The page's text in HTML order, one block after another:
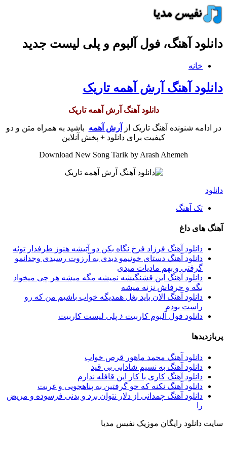
دانلود آهنگ، فول آلبوم و پلی لیست جدید
خانه
دانلود آهنگ آرش آهمه تاریک
دانلود آهنگ آرش آهمه تاریک
در ادامه شنونده آهنگ تاریک از آرش آهمه باشید به همراه متن و دو
کیفیت برای دانلود + پخش آنلاین
Download New Song Tarik by Arash Ahemeh
دانلود
تک آهنگ
آهنگ های داغ
دانلود آهنگ فرزاد فرخ نگاه بکن دو آتیشه هنوز طرفدار توئه
دانلود آهنگ دستای خونیمو دیدی به آرزوت رسیدی وجدانمو
گرفتی و بهم مادیات میدی
دانلود آهنگ این قشنگیشه نمیشه مگه میشه هر چی میخواد
بگه و حرفاش نزنه میشه
دانلود آهنگ الان باید بغل همدیگه خواب باشیم من که رو
راست بودم
دانلود فول آلبوم کاربیت ♪ پلی لیست کاربیت
پربازدیدها
دانلود آهنگ محمد ماهور قرص خواب
دانلود آهنگ به نسیم شادابی بی قید
دانلود آهنگ كاری با كار این قافله ندارم
دانلود آهنگ نکنه که خو گرفتین به پناهجویی و غربت
دانلود آهنگ چمدانی از دلار نتوان برد و بدنی فرسوده و مریض
را
سایت دانلود رایگان موزیک نفیس مدیا